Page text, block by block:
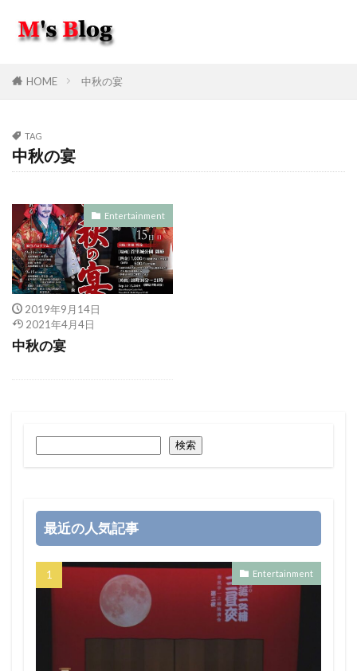
HOME 中秋の宴
TAG
中秋の宴
Entertainment
2019年9月14日
2021年4月4日
中秋の宴
検索
最近の人気記事
Entertainment